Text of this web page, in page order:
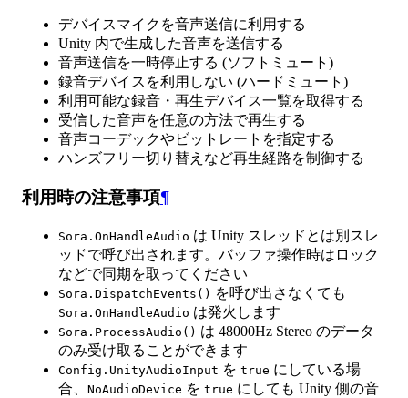
デバイスマイクを音声送信に利用する
Unity 内で生成した音声を送信する
音声送信を一時停止する (ソフトミュート)
録音デバイスを利用しない (ハードミュート)
利用可能な録音・再生デバイス一覧を取得する
受信した音声を任意の方法で再生する
音声コーデックやビットレートを指定する
ハンズフリー切り替えなど再生経路を制御する
利用時の注意事項¶
Sora.OnHandleAudio は Unity スレッドとは別スレ
ッドで呼び出されます。バッファ操作時はロック
などで同期を取ってください
Sora.DispatchEvents() を呼び出さなくても
Sora.OnHandleAudio は発火します
Sora.ProcessAudio() は 48000Hz Stereo のデータ
のみ受け取ることができます
Config.UnityAudioInput を true にしている場
合、 NoAudioDevice を true にしても Unity 側の音